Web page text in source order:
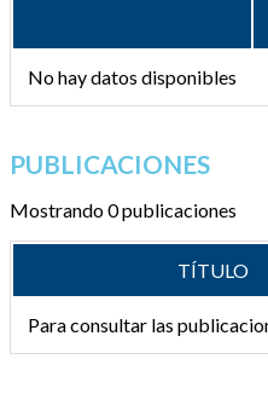
No hay datos disponibles
PUBLICACIONES
Mostrando 0 publicaciones
TÍTULO
Para consultar las